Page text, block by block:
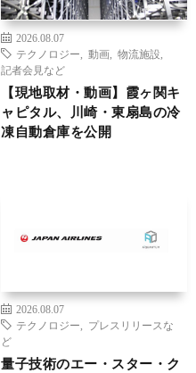
2026.08.07
テクノロジー
動画 物流施設
記者会見など
【現地取材・動画】霞ヶ関キ
ャピタル、川崎・東扇島の冷
凍自動倉庫を公開
2026.08.07
テクノロジー
プレスリリースな
ど
量子技術のエー・スター・ク